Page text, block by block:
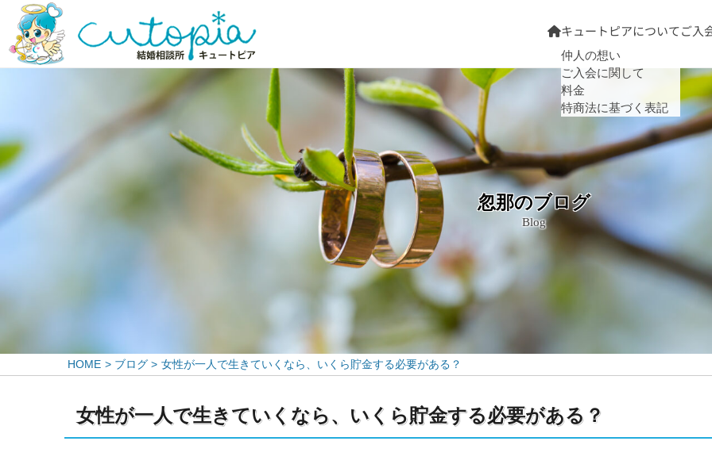
キュートピアについて
仲人の想い
ご入会に関して
料金
特商法に基づく表記
ご入
忽那のブログ
Blog
HOME ブログ 女性が一人で生きていくなら、いくら貯金する必要がある？
女性が一人で生きていくなら、いくら貯金する必要がある？